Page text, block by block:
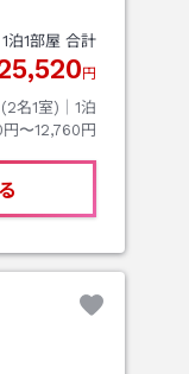
1泊1部屋 合計
円
2名1室)｜ 1泊
円〜12,760円